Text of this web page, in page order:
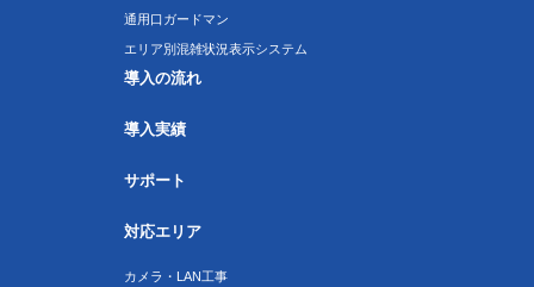
通用口ガードマン
エリア別混雑状況表示システム
導入の流れ
導入実績
サポート
対応エリア
カメラ・LAN工事